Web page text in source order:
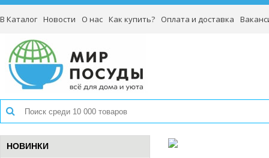
В Каталог Новости О нас Как купить? Оплата и доставка
НОВИНКИ